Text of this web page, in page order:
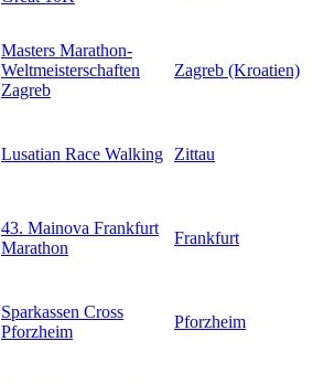
Masters Marathon-
Weltmeisterschaften
Zagreb
Zagreb (Kroatien)
Lusatian Race Walking Zittau
43. Mainova Frankfurt
Marathon
Frankfurt
Sparkassen Cross
Pforzheim
Pforzheim